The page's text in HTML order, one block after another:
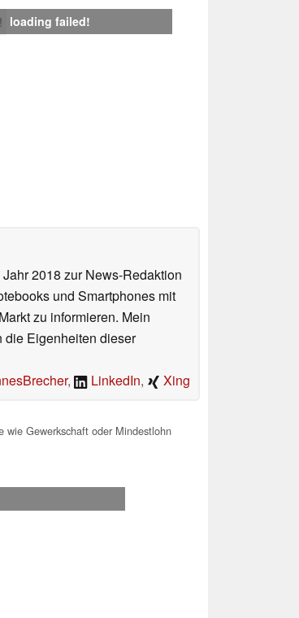
loading failed!
2018 zur News-Redaktion
und Smartphones mit
zu informieren. Mein
die Eigenheiten dieser
, LinkedIn, Xing
Gewerkschaft oder Mindestlohn